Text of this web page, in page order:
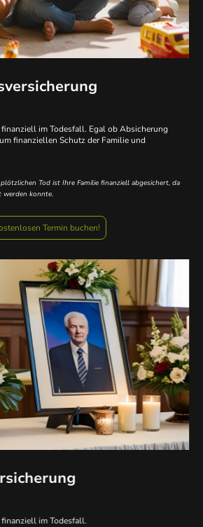
im Todesfall. Egal ob Absicherung
finanziellen Schutz der Familie und
Tod ist Ihre Familie finanziell abgesichert, da
werden konnte.
Termin buchen!
im Todesfall.